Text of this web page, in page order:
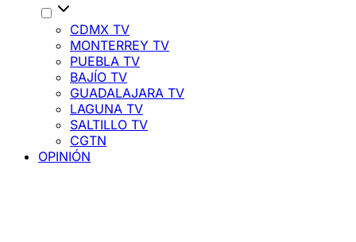
CDMX TV
MONTERREY TV
PUEBLA TV
BAJÍO TV
GUADALAJARA TV
LAGUNA TV
SALTILLO TV
CGTN
OPINIÓN